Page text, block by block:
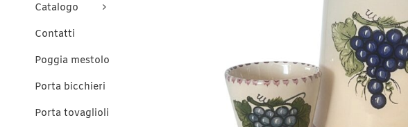
Catalogo
Contatti
Poggia mestolo
Porta bicchieri
Porta tovaglioli